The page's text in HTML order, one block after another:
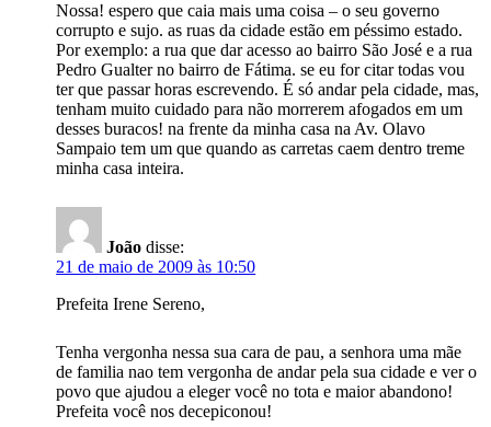
Nossa! espero que caia mais uma coisa – o seu governo
corrupto e sujo. as ruas da cidade estão em péssimo estado.
Por exemplo: a rua que dar acesso ao bairro São José e a rua
Pedro Gualter no bairro de Fátima. se eu for citar todas vou
ter que passar horas escrevendo. É só andar pela cidade, mas,
tenham muito cuidado para não morrerem afogados em um
desses buracos! na frente da minha casa na Av. Olavo
Sampaio tem um que quando as carretas caem dentro treme
minha casa inteira.
João disse:
21 de maio de 2009 às 10:50
Prefeita Irene Sereno,
Tenha vergonha nessa sua cara de pau, a senhora uma mãe
de familia nao tem vergonha de andar pela sua cidade e ver o
povo que ajudou a eleger você no tota e maior abandono!
Prefeita você nos decepiconou!